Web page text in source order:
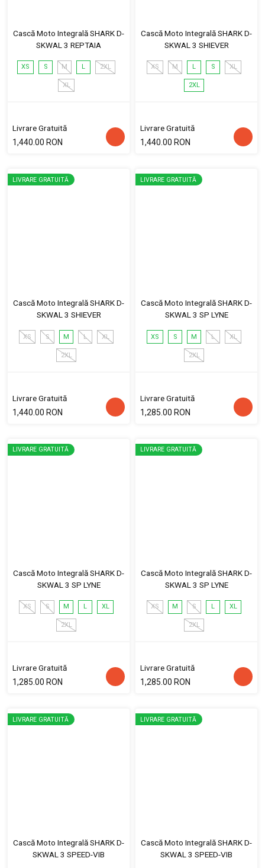
Cască Moto Integrală SHARK D-
SKWAL 3 REPTAIA
XS S M L 2XL
XL
Livrare Gratuită
1,440.00 RON
Cască Moto Integrală SHARK D-
SKWAL 3 SHIEVER
XS M L S XL
2XL
Livrare Gratuită
1,440.00 RON
LIVRARE GRATUITĂ
Cască Moto Integrală SHARK D-
SKWAL 3 SHIEVER
XS S M L XL
2XL
Livrare Gratuită
1,440.00 RON
LIVRARE GRATUITĂ
Cască Moto Integrală SHARK D-
SKWAL 3 SP LYNE
XS S M L XL
2XL
Livrare Gratuită
1,285.00 RON
LIVRARE GRATUITĂ
Cască Moto Integrală SHARK D-
SKWAL 3 SP LYNE
XS S M L XL
2XL
Livrare Gratuită
1,285.00 RON
LIVRARE GRATUITĂ
Cască Moto Integrală SHARK D-
SKWAL 3 SP LYNE
XS M S L XL
2XL
Livrare Gratuită
1,285.00 RON
LIVRARE GRATUITĂ
Cască Moto Integrală SHARK D-
SKWAL 3 SPEED-VIB
LIVRARE GRATUITĂ
Cască Moto Integrală SHARK D-
SKWAL 3 SPEED-VIB